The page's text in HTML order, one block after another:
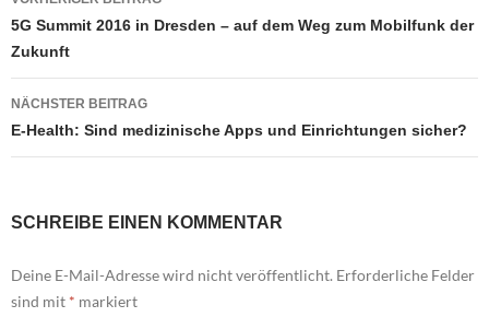
5G Summit 2016 in Dresden – auf dem Weg zum Mobilfunk der
Zukunft
NÄCHSTER BEITRAG
E-Health: Sind medizinische Apps und Einrichtungen sicher?
SCHREIBE EINEN KOMMENTAR
Deine E-Mail-Adresse wird nicht veröffentlicht. Erforderliche Felder
sind mit * markiert